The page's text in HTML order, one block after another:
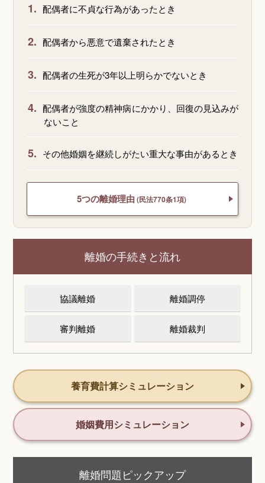
1. 配偶者に不貞な行為があったとき
2. 配偶者から悪意で遺棄されたとき
3. 配偶者の生死が3年以上明らかでないとき
4. 配偶者が強度の精神病にかかり、回復の見込みが
ないこと
5. その他婚姻を継続しがたい重大な事由があるとき
5つの離婚理由 (民法770条1項)
離婚の手続きと流れ
協議離婚 離婚調停
審判離婚 離婚裁判
養育費計算シミュレーション
婚姻費用シミュレーション
離婚問題ピックアップ